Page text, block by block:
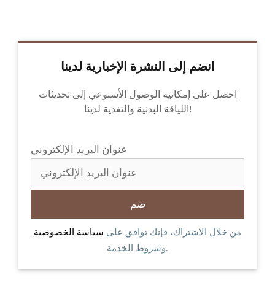
انضم إلى النشرة الإخبارية لدينا
احصل على إمكانية الوصول الأسبوعي إلى تحديثات
اللياقة البدنية والتغذية لدينا!
عنوان البريد الإلكتروني
من خلال الاشتراك، فإنك توافق على سياسة الخصوصية
وشروط الخدمة.